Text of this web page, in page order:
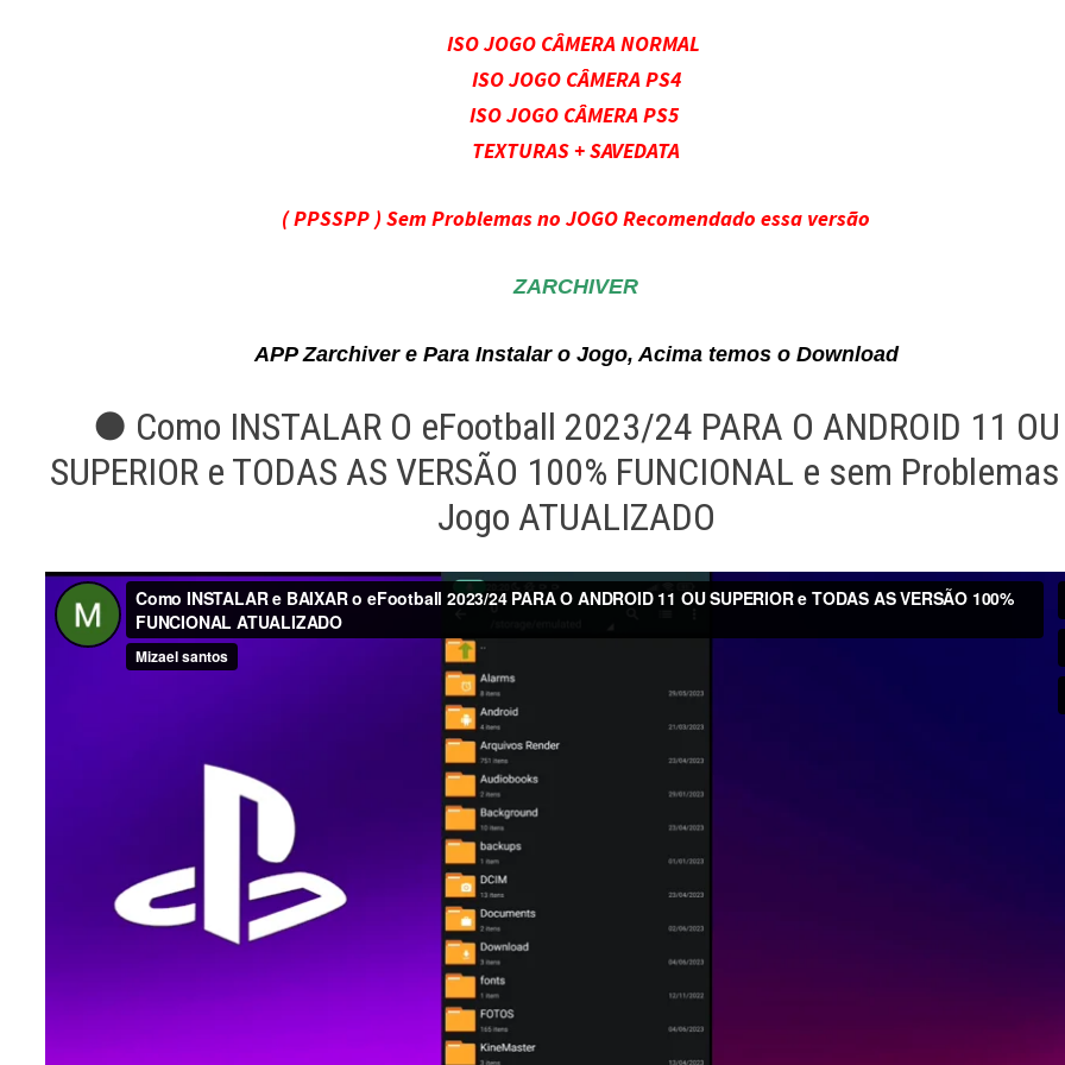
ISO JOGO CÂMERA NORMAL
ISO JOGO CÂMERA PS4
ISO JOGO CÂMERA PS5
TEXTURAS + SAVEDATA
( PPSSPP ) Sem Problemas no JOGO Recomendado essa versão
ZARCHIVER
APP Zarchiver e Para Instalar o Jogo, Acima temos o Download
● Como INSTALAR O eFootball 2023/24 PARA O ANDROID 11 OU
SUPERIOR e TODAS AS VERSÃO 100% FUNCIONAL e sem
Jogo ATUALIZADO